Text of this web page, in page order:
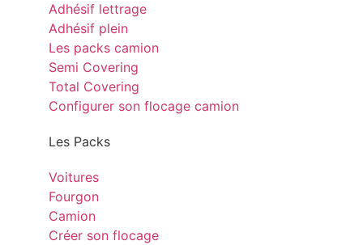
Adhésif lettrage
Adhésif plein
Les packs camion
Semi Covering
Total Covering
Configurer son flocage camion
Les Packs
Voitures
Fourgon
Camion
Créer son flocage